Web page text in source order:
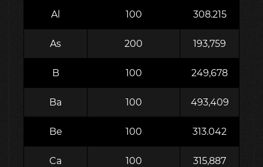
Al 100 308.215
As 200 193,759
B 100 249,678
Ba 100 493,409
Be 100 313.042
Ca 100 315,887